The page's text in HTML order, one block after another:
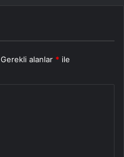
Gerekli alanlar * ile